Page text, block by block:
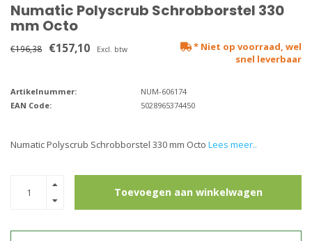
Numatic Polyscrub Schrobborstel 330
mm Octo
€196,38 €157,10 Excl. btw
* Niet op voorraad, wel
snel leverbaar
Artikelnummer:
NUM-606174
EAN Code:
5028965374450
Numatic Polyscrub Schrobborstel 330 mm Octo Lees meer..
Toevoegen aan winkelwagen